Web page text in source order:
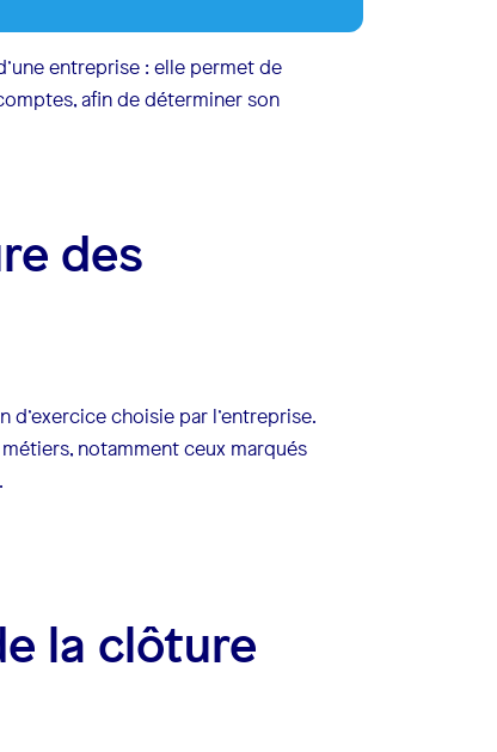
entreprise : elle permet de
afin de déterminer son
des
choisie par l’entreprise.
notamment ceux marqués
la clôture